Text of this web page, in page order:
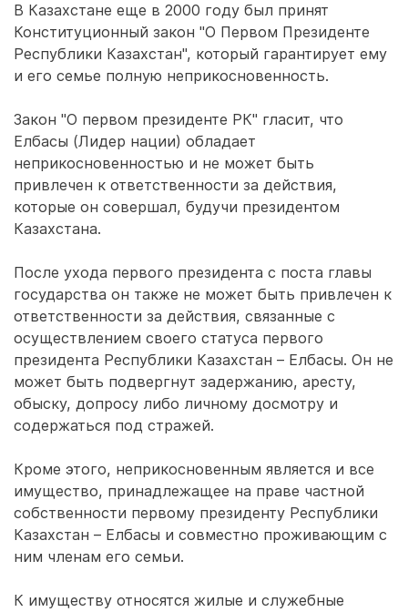
В Казахстане еще в 2000 году был принят
Конституционный закон "О Первом Президенте
Республики Казахстан", который гарантирует ему
и его семье полную неприкосновенность.
Закон "О первом президенте РК" гласит, что
Елбасы (Лидер нации) обладает
неприкосновенностью и не может быть
привлечен к ответственности за действия,
которые он совершал, будучи президентом
Казахстана.
После ухода первого президента с поста главы
государства он также не может быть привлечен к
ответственности за действия, связанные с
осуществлением своего статуса первого
президента Республики Казахстан – Елбасы. Он не
может быть подвергнут задержанию, аресту,
обыску, допросу либо личному досмотру и
содержаться под стражей.
Кроме этого, неприкосновенным является и все
имущество, принадлежащее на праве частной
собственности первому президенту Республики
Казахстан – Елбасы и совместно проживающим с
ним членам его семьи.
К имуществу относятся жилые и служебные